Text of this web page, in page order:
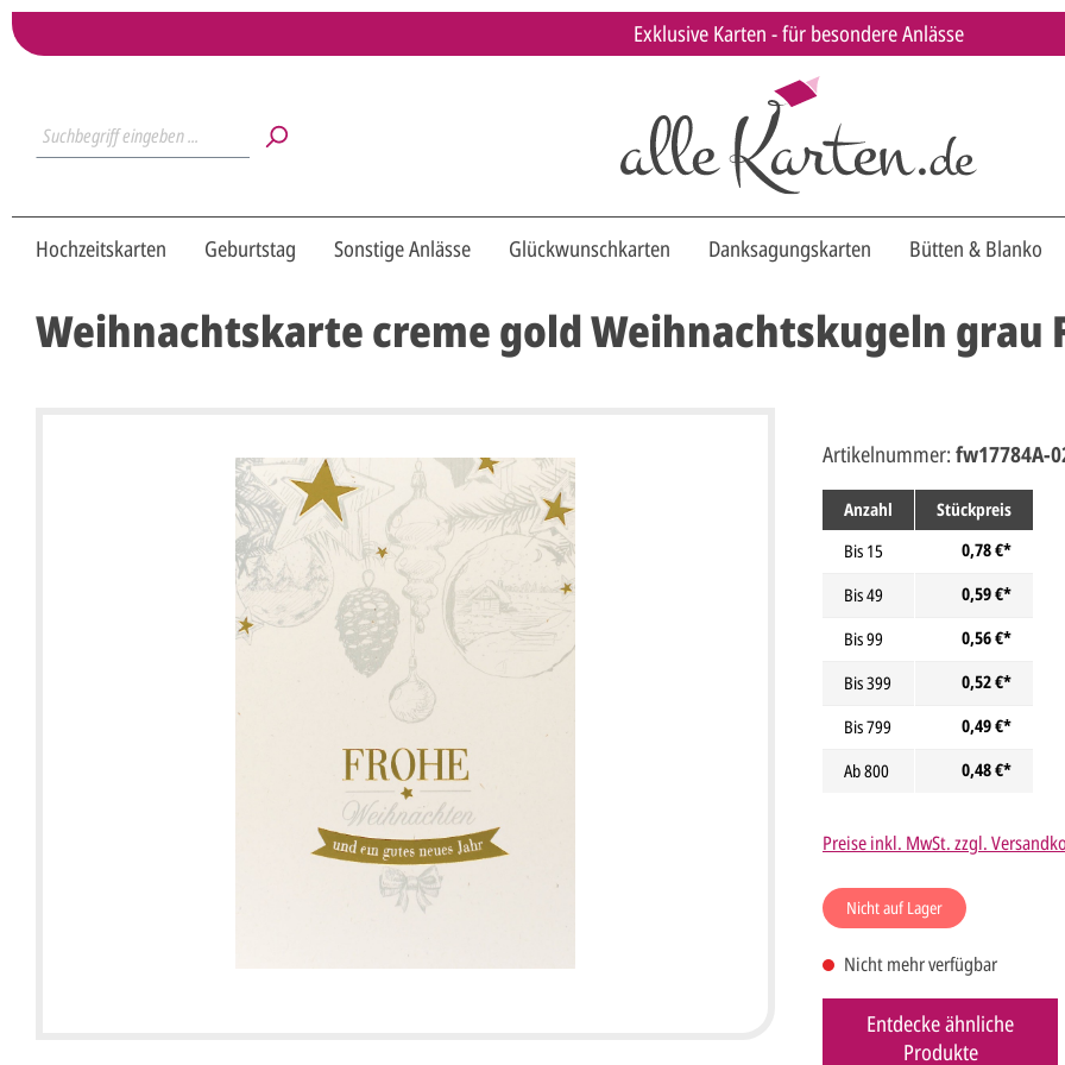
Exklusive Karten - für besondere Anlässe
Hochzeitskarten Geburtstag Sonstige Anlässe Glückwunschkarten Danksagungskarten Bütten & Blanko
Weihnachtskarte creme gold Weihnachtskugeln grau
Anzahl
Stückpreis
Bis 15
0,78 €*
Bis49
0,59 €*
Bis99
0,56 €*
Bis399
0,52 €*
Bis799
0,49 €*
Ab800 0,48 €*
Preise inkl. MwSt. zzgl.
Nicht auf Lager
Nicht mehr verfügbar
Entdecke ähnliche
Produkte
Artikelnummer:fw17784A-